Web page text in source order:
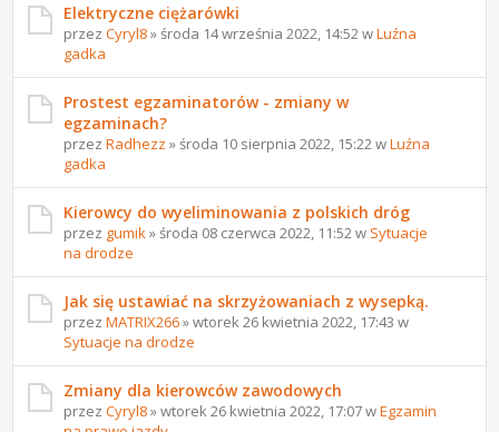
Elektryczne ciężarówki
przezCyryl8» środa 14 września 2022, 14:52 wLuźna
gadka
Prostest egzaminatorów - zmiany w
egzaminach?
przezRadhezz » środa 10 sierpnia 2022, 15:22 wLuźna
gadka
Kierowcy do wyeliminowania z polskich dróg
przez gumik » środa 08 czerwca 2022, 11:52 w Sytuacje
na drodze
Jak się ustawiać na skrzyżowaniach z wysepką.
przezMATRIX266» wtorek 26 kwietnia 2022, 17:43 w
Sytuacje na drodze
Zmiany dla kierowców zawodowych
przezCyryl8» wtorek 26 kwietnia 2022, 17:07 wEgzamin